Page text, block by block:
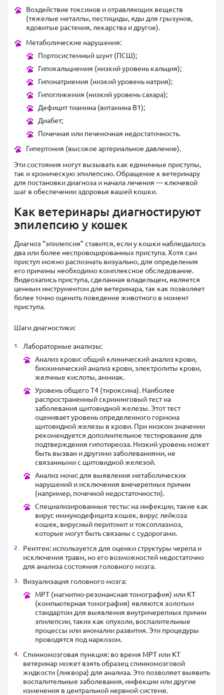
Воздействие токсинов и отравляющих веществ
(тяжелые металлы, пестициды, яды для грызунов,
ядовитые растения, лекарства и другое).
Метаболические нарушения:
Портосистемный шунт (ПСШ);
Гипокальциемия (низкий уровень кальция);
Гипонатриемия (низкий уровень натрия);
Гипогликемия (низкий уровень сахара);
Дефицит тиамина (витамина B1);
Диабет;
Почечная или печеночная недостаточность.
Гипертония (высокое артериальное давление).
Эти состояния могут вызывать как единичные приступы,
так и хроническую эпилепсию. Обращение к ветеринару
для постановки диагноза и начала лечения — ключевой
шаг в обеспечении здоровья вашей кошки.
Как ветеринары диагностируют
эпилепсию у кошек
Диагноз “эпилепсия” ставится, если у кошки наблюдалось
два или более неспровоцированных приступа. Хотя сам
приступ можно распознать визуально, для определения
его причины необходимо комплексное обследование.
Видеозапись приступа, сделанная владельцем, является
ценным инструментом для ветеринара, так как позволяет
более точно оценить поведение животного в момент
приступа.
Шаги диагностики:
Лабораторные анализы:
Анализ крови: общий клинический анализ крови,
биохимический анализ крови, электролиты крови,
желчные кислоты, аммиак.
Уровень общего Т4 (тироксина). Наиболее
распространенный скрининговый тест на
заболевания щитовидной железы. Этот тест
оценивает уровень определенного гормона
щитовидной железы в крови. При низком значении
рекомендуется дополнительное тестирование для
подтверждения гипотиреоза. Низкий уровень может
быть вызван и другими заболеваниями, не
связанными с щитовидной железой.
Анализ мочи: для выявления метаболических
нарушений и исключения внечерепных причин
(например, почечной недостаточности).
Специализированные тесты: на инфекции, такие как
вирус иммунодефицита кошек, вирус лейкоза
кошек, вирусный перитонит и токсоплазмоз,
которые могут быть связаны с судорогами.
Рентген: используется для оценки структуры черепа и
исключения травм, но его возможностей недостаточно
для анализа состояния головного мозга.
Визуализация головного мозга:
МРТ (магнитно-резонансная томография) или КТ
(компьютерная томография) являются золотым
стандартом для выявления внутричерепных причин
эпилепсии, таких как опухоли, воспалительные
процессы или аномалии развития. Эти процедуры
проводятся под наркозом.
Спинномозговая пункция: во время МРТ или КТ
ветеринар может взять образец спинномозговой
жидкости (ликвора) для анализа. Это позволяет выявить
воспалительные заболевания, инфекции или другие
изменения в центральной нервной системе.